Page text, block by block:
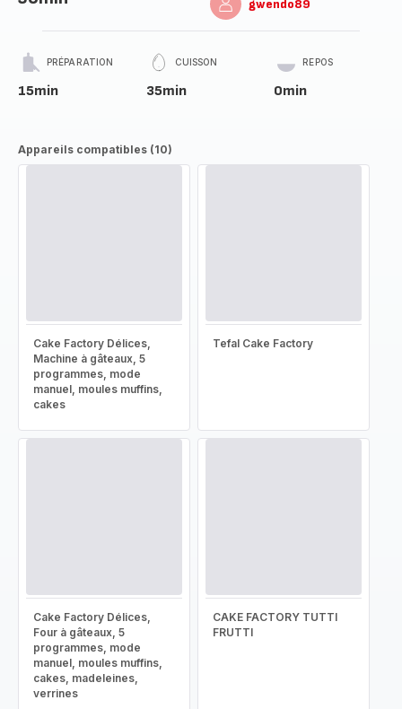
gwendo89
PRÉPARATION
15min
CUISSON
35min
REPOS
0min
Appareils compatibles (10)
Cake Factory Délices,
Machine à gâteaux, 5
programmes, mode
manuel, moules muffins,
cakes
Tefal Cake Factory
Cake Factory Délices,
Four à gâteaux, 5
programmes, mode
manuel, moules muffins,
cakes, madeleines,
verrines
CAKE FACTORY TUTTI
FRUTTI